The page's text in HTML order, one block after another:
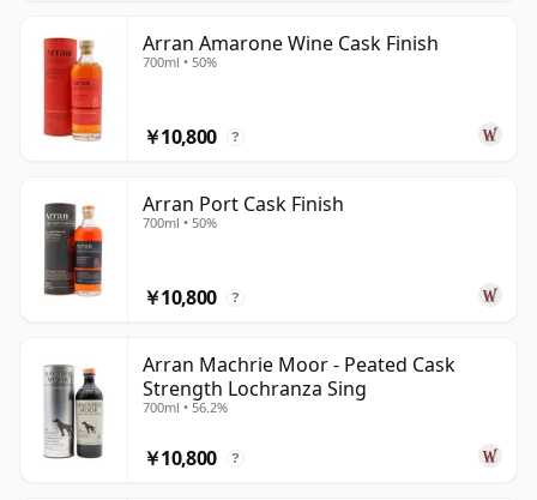
Arran Amarone Wine Cask Finish
700ml • 50%
￥10,800 ?
Arran Port Cask Finish
700ml • 50%
￥10,800 ?
Arran Machrie Moor - Peated Cask
Strength Lochranza Sing
700ml • 56.2%
￥10,800 ?